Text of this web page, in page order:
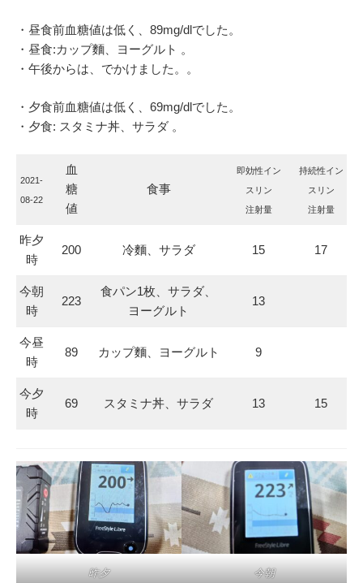
・昼食前血糖値は低く、89mg/dlでした。
・昼食:カップ麵、ヨーグルト 。
・午後からは、でかけました。。
・夕食前血糖値は低く、69mg/dlでした。
・夕食: スタミナ丼、サラダ 。
2021-
08-22
血
糖
値
食事
即効性イン
スリン
注射量
持続性イン
スリン
注射量
昨夕
時
200 冷麵、サラダ 15 17
今朝
時
223
食パン1枚、サラダ、
ヨーグルト
13
今昼
時
89 カップ麵、ヨーグルト 9
今夕
時
69 スタミナ丼、サラダ 13 15
昨夕 今朝